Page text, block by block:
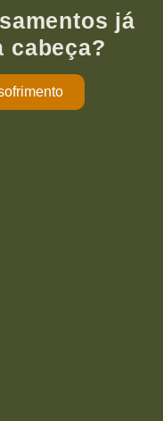
já
cabeça?